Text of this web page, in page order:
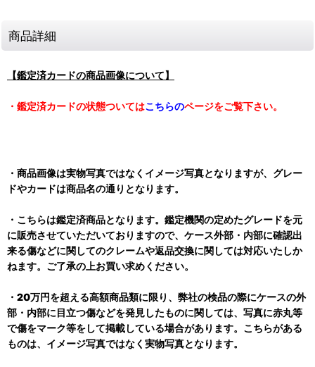
商品詳細
【鑑定済カードの商品画像について】
・鑑定済カードの状態ついてはこちらのページをご覧下さい。
・商品画像は実物写真ではなくイメージ写真となりますが、グレー
ドやカードは商品名の通りとなります。
・こちらは鑑定済商品となります。鑑定機関の定めたグレードを元
に販売させていただいておりますので、ケース外部・内部に確認出
来る傷などに関してのクレームや返品交換に関しては対応いたしか
ねます。ご了承の上お買い求めください。
・20万円を超える高額商品類に限り、弊社の検品の際にケースの外
部・内部に目立つ傷などを発見したものに関しては、写真に赤丸等
で傷をマーク等をして掲載している場合があります。こちらがある
ものは、イメージ写真ではなく実物写真となります。